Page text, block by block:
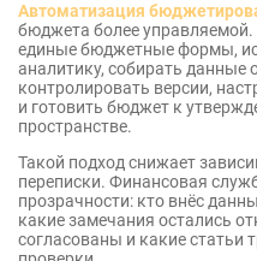
Автоматизация
бюджета более
единые бюджетные формы,
аналитику, собирать данные
контролировать версии,
и готовить бюджет к
пространстве.
Такой подход снижает
переписки. Финансовая
прозрачности: кто внёс
какие замечания остались
согласованы и какие статьи